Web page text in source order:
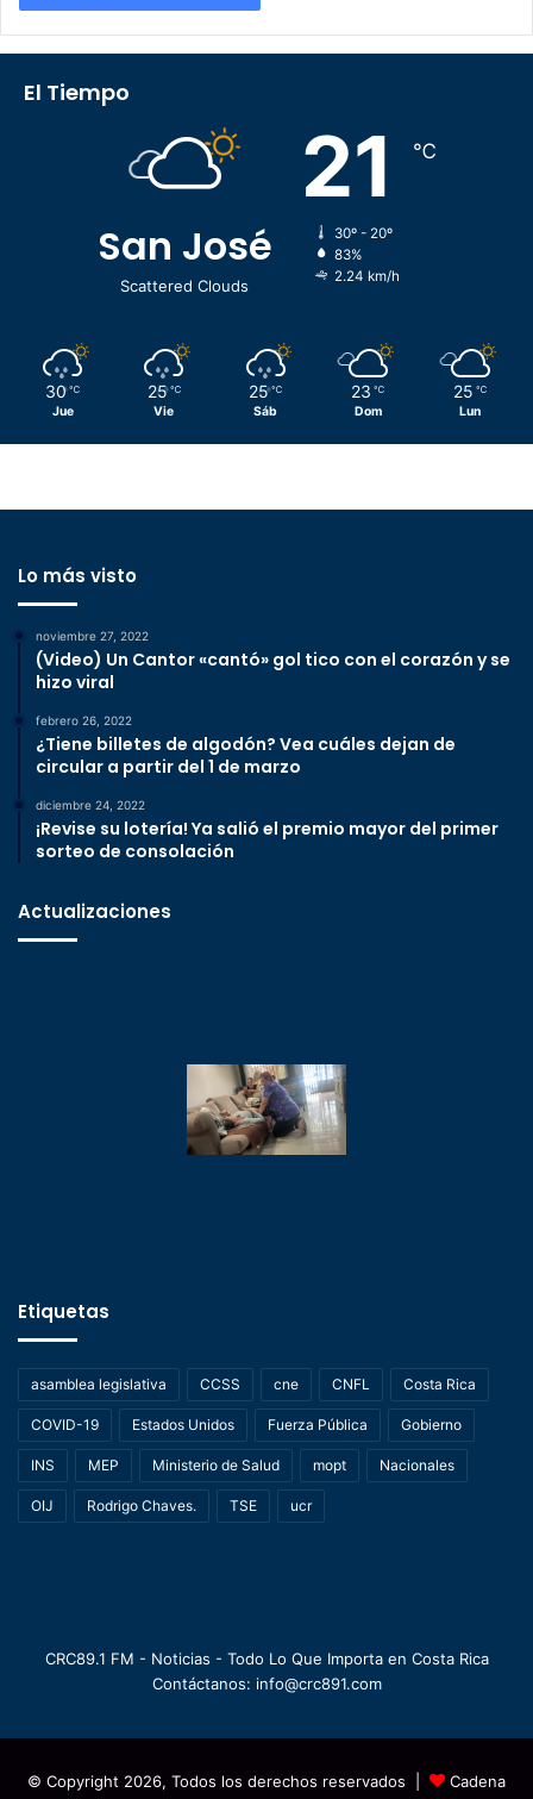
El Tiempo
San José
Scattered Clouds
21 ℃
30º - 20º
83%
2.24 km/h
30 ℃
Jue
25 ℃
Vie
25 ℃
Sáb
23 ℃
Dom
25 ℃
Lun
Lo más visto
noviembre 27, 2022
(Video) Un Cantor «cantó» gol tico con el corazón y se
hizo viral
febrero 26, 2022
¿Tiene billetes de algodón? Vea cuáles dejan de
circular a partir del 1 de marzo
diciembre 24, 2022
¡Revise su lotería! Ya salió el premio mayor del primer
sorteo de consolación
Actualizaciones
Etiquetas
asamblea legislativa CCSS cne CNFL Costa Rica
COVID-19 Estados Unidos Fuerza Pública Gobierno
INS MEP Ministerio de Salud mopt Nacionales
OIJ Rodrigo Chaves. TSE ucr
CRC89.1 FM - Noticias - Todo Lo Que Importa en Costa Rica
Contáctanos: info@crc891.com
© Copyright 2026, Todos los derechos reservados | Cadena